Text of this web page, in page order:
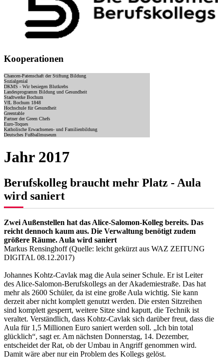
Kooperationen
Chancen-Patenschaft der Stiftung Bildung
Sozialgenial
DKMS - Wir besiegen Blutkrebs
Landesprogramm Bildung und Gesundheit
Stadtwerke Bochum
VfL Bochum 1848
Hochschule für Gesundheit
Greentable
Partner der Green Chefs
Euro-Toques
Katholische Erwachsenen- und Familienbildung
Deutsches Fußballmuseum
Jahr 2017
Berufskolleg braucht mehr Platz - Aula
wird saniert
Zwei Außenstellen hat das Alice-Salomon-Kolleg bereits. Das
reicht dennoch kaum aus. Die Verwaltung benötigt zudem
größere Räume. Aula wird saniert
Markus Rensinghoff (Quelle: leicht gekürzt aus WAZ ZEITUNG
DIGITAL 08.12.2017)
Johannes Kohtz-Cavlak mag die Aula seiner Schule. Er ist Leiter
des Alice-Salomon-Berufskollegs an der Akademiestraße. Das hat
mehr als 2600 Schüler, da ist eine große Aula wichtig. Sie kann
derzeit aber nicht komplett genutzt werden. Die ersten Sitzreihen
sind komplett gesperrt, weitere Sitze sind kaputt, die Technik ist
veraltet. Verständlich, dass Kohtz-Cavlak sich darüber freut, dass die
Aula für 1,5 Millionen Euro saniert werden soll. „Ich bin total
glücklich“, sagt er. Am nächsten Donnerstag, 14. Dezember,
entscheidet der Rat, ob der Umbau in Angriff genommen wird.
Damit wäre aber nur ein Problem des Kollegs gelöst.